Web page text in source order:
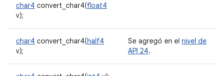
char4 convert_char4(float4
v);
char4 convert_char4(half4
v);
Se agregó en el nivel de
API 24.